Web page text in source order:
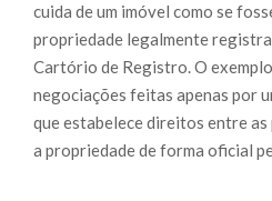
cuida de um imóvel como se
propriedade legalmente
Cartório de Registro. O exemplo
negociações feitas apenas por
que estabelece direitos entre
a propriedade de forma oficial